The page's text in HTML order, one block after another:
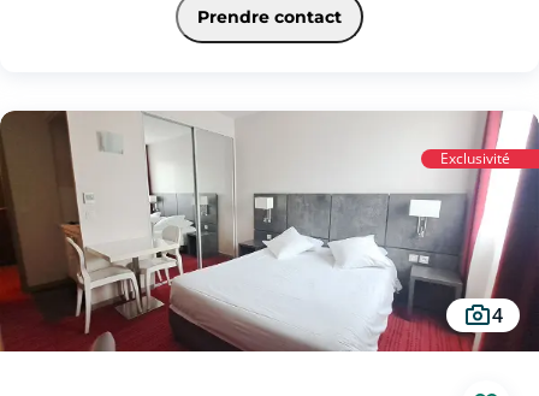
indépendantes., La copropriété dispose d'une piscine. Vendu avec garage/box
Prendre contact
Exclusivité
4